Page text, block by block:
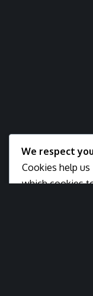
We respect
Cookies help
which cookies